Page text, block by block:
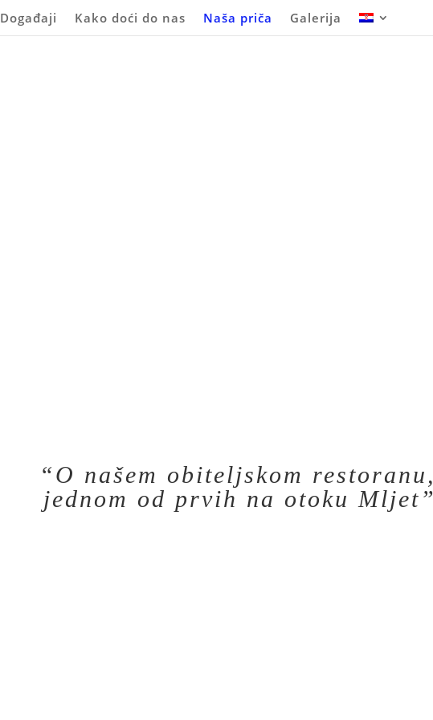
Događaji Kako doći do nas Naša priča Galerija
“O našem obiteljskom restoranu,
jednom od prvih na otoku Mljet”